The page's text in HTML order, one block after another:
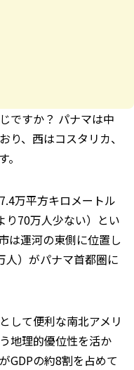
ですか？ パナマは中
、西はコスタリカ、
万平方キロメートル
り70万人少ない）とい
は運河の東側に位置し
人）がパナマ首都圏に
して便利な南北アメリ
地理的優位性を活か
GDPの約8割を占めて